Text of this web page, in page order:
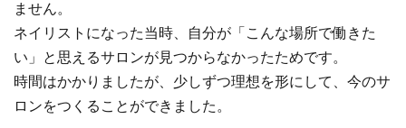
ません。
ネイリストになった当時、自分が「こんな場所で働きた
い」と思えるサロンが見つからなかったためです。
時間はかかりましたが、少しずつ理想を形にして、今のサ
ロンをつくることができました。